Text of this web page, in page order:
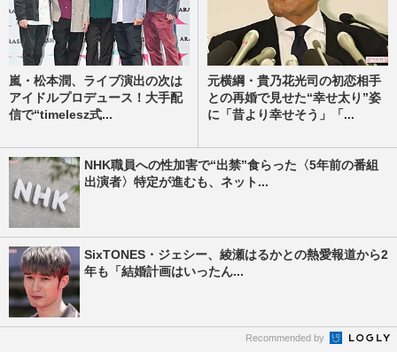
嵐・松本潤、ライブ演出の次は
アイドルプロデュース！大手配
信で“timelesz式...
元横綱・貴乃花光司の初恋相手
との再婚で見せた“幸せ太り”姿
に「昔より幸せそう」「...
NHK職員への性加害で“出禁”食らった〈5年前の番組
出演者〉特定が進むも、ネット...
SixTONES・ジェシー、綾瀬はるかとの熱愛報道から2
年も「結婚計画はいったん...
Recommended by